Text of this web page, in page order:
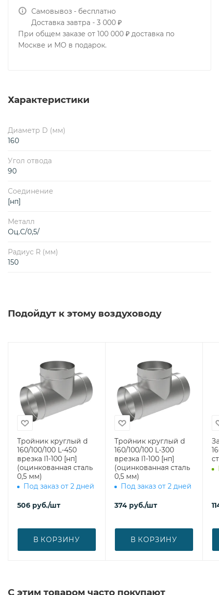
Самовывоз - бесплатно
Доставка завтра - 3 000 ₽
При общем заказе от 100 000 ₽ доставка по
Москве и МО в подарок.
Характеристики
Диаметр D (мм)
160
Угол отвода
90
Соединение
[нп]
Металл
Оц.С/0,5/
Радиус R (мм)
150
Подойдут к этому воздуховоду
Тройник круглый d
160/100/100 L-450
врезка l1-100 [нп]
(оцинкованная сталь
0,5 мм)
Под заказ от 2 дней
506 руб./шт
В КОРЗИНУ
Тройник круглый d
160/100/100 L-300
врезка l1-100 [нп]
(оцинкованная сталь
0,5 мм)
Под заказ от 2 дней
374 руб./шт
В КОРЗИНУ
160
С этим товаром часто покупают